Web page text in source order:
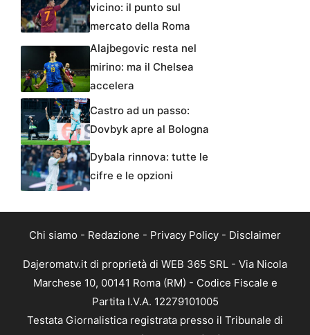
vicino: il punto sul
mercato della Roma
Alajbegovic resta nel
mirino: ma il Chelsea
accelera
Castro ad un passo:
Dovbyk apre al Bologna
Dybala rinnova: tutte le
cifre e le opzioni
Chi siamo - Redazione - Privacy Policy - Disclaimer
Dajeromatv.it di proprietà di WEB 365 SRL - Via Nicola
Marchese 10, 00141 Roma (RM) - Codice Fiscale e
Partita I.V.A. 12279101005
Testata Giornalistica registrata presso il Tribunale di